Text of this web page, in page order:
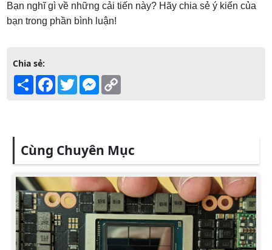
Bạn nghĩ gì về những cải tiến này? Hãy chia sẻ ý kiến của
bạn trong phần bình luận!
Chia sẻ:
Share Facebook
TwitterMessenger
Cùng Chuyên Mục